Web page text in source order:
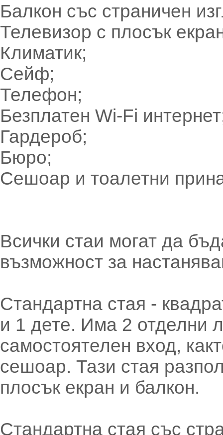
Балкон със страничен
Телевизор с плосък
Климатик;
Сейф;
Телефон;
Безплатен Wi-Fi
Гардероб;
Бюро;
Сешоар и тоалетни
Всички стаи могат да
възможност за
Стандартна стая -
и 1 дете. Има 2 отделни
самостоятелен вход,
сешоар. Тази стая
плосък екран и балкон.
Стандартна стая със